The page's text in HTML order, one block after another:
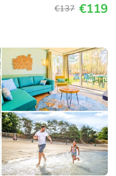
€137 €119